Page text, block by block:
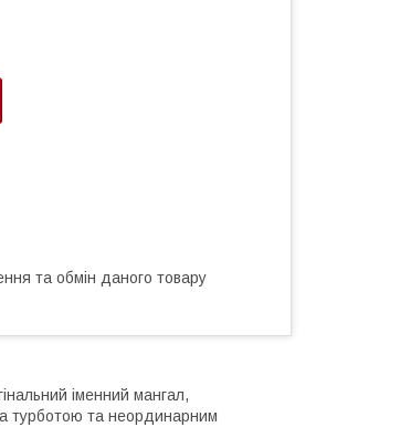
та обмін даного товару
іменний мангал,
турботою та неординарним